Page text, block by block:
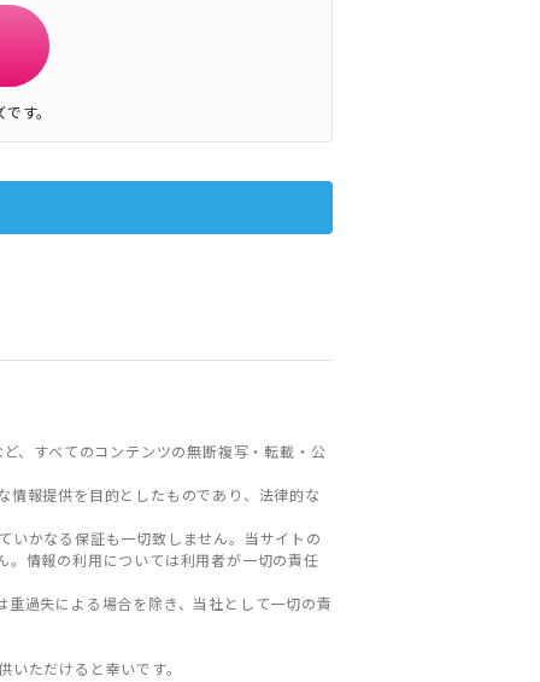
す。
、すべてのコンテンツの無断複写・転載・公
報提供を目的としたものであり、法律的な
いかなる保証も一切致しません。当サイトの
情報の利用については利用者が一切の責任
過失による場合を除き、当社として一切の責
ただけると幸いです。